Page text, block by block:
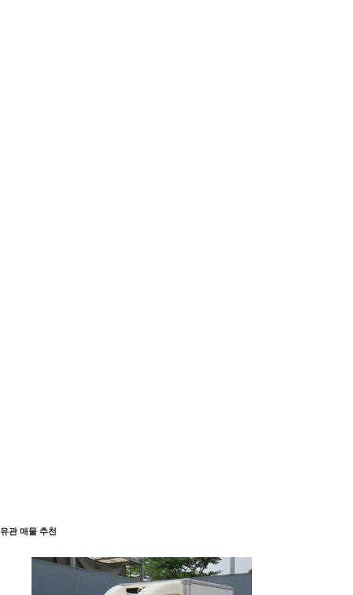
유관 매물 추천